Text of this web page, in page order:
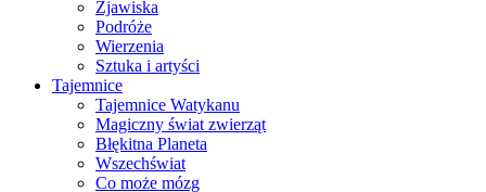
Zjawiska
Podróże
Wierzenia
Sztuka i artyści
Tajemnice
Tajemnice Watykanu
Magiczny świat zwierząt
Błękitna Planeta
Wszechświat
Co może mózg